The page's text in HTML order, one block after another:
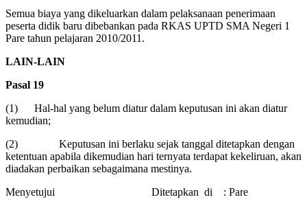
Semua biaya yang dikeluarkan dalam pelaksanaan penerimaan
peserta didik baru dibebankan pada RKAS UPTD SMA Negeri 1
Pare tahun pelajaran 2010/2011.
LAIN-LAIN
Pasal 19
(1) Hal-hal yang belum diatur dalam keputusan ini akan diatur
kemudian;
(2) Keputusan ini berlaku sejak tanggal ditetapkan dengan
ketentuan apabila dikemudian hari ternyata terdapat kekeliruan, akan
diadakan perbaikan sebagaimana mestinya.
Menyetujui
Ditetapkan di : Pare